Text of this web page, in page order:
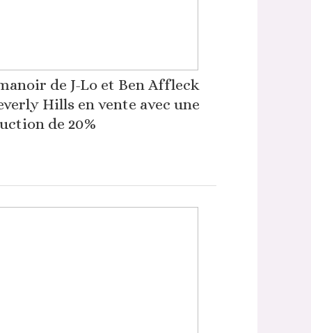
de J-Lo et Ben Affleck
Hills en vente avec une
de 20%